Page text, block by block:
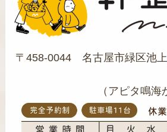
〒458-0044 名古屋市緑区池
（アピタ鳴海